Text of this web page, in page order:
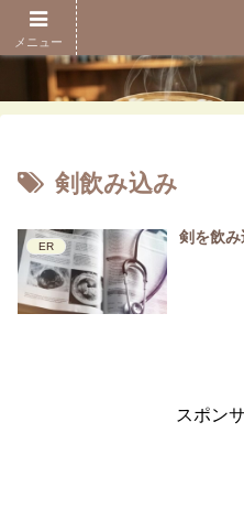
剣飲み込み
ER
剣を飲み
スポン
メニュー